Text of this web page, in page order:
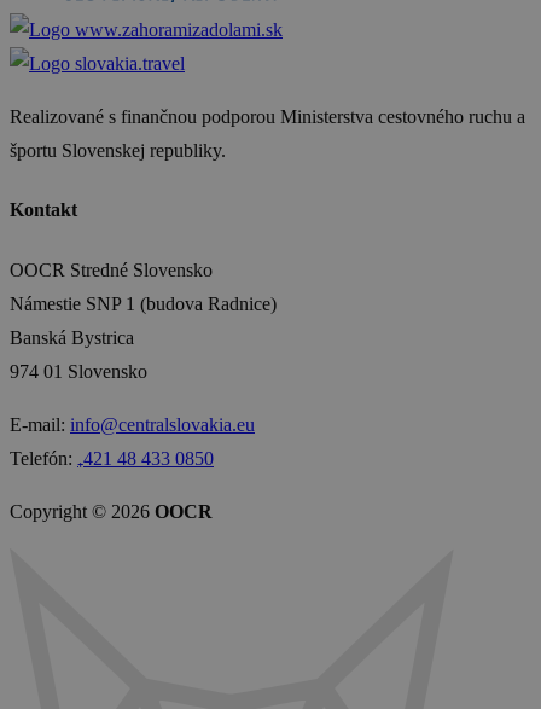
Realizované s finančnou podporou Ministerstva cestovného ruchu a
športu Slovenskej republiky.
Kontakt
OOCR Stredné Slovensko
Námestie SNP 1 (budova Radnice)
Banská Bystrica
974 01 Slovensko
E-mail: info@centralslovakia.eu
Telefón: ₊421 48 433 0850
Copyright © 2026 OOCR